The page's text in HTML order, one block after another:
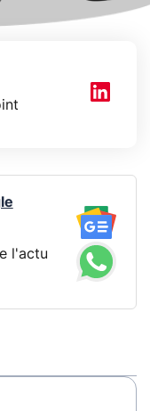
l'actu